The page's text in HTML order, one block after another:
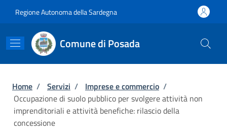
Regione Autonoma della Sardegna
Comune di Posada
Briciole di pane
Home / Servizi / Imprese e commercio /
Occupazione di suolo pubblico per svolgere attività non
imprenditoriali e attività benefiche: rilascio della
concessione